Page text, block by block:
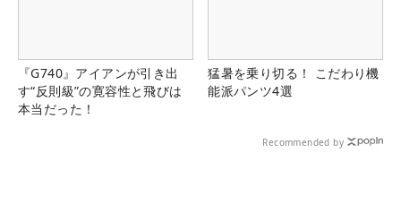
『G740』アイアンが引き出
す“反則級”の寛容性と飛びは
本当だった！
猛暑を乗り切る！ こだわり機
能派パンツ4選
Recommended by